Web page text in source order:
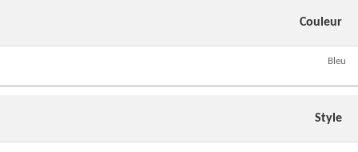
Couleur
Bleu
Style